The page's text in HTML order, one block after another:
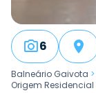
6
Balneário Gaivota >
Origem Residencial